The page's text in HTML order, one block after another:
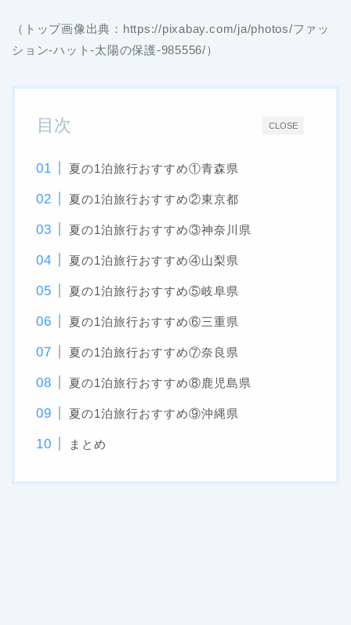
（トップ画像出典：https://pixabay.com/ja/photos/ファッ
ション-ハット-太陽の保護-985556/）
CLOSE
目次
夏の1泊旅行おすすめ①青森県
夏の1泊旅行おすすめ②東京都
夏の1泊旅行おすすめ③神奈川県
夏の1泊旅行おすすめ④山梨県
夏の1泊旅行おすすめ⑤岐阜県
夏の1泊旅行おすすめ⑥三重県
夏の1泊旅行おすすめ⑦奈良県
夏の1泊旅行おすすめ⑧鹿児島県
夏の1泊旅行おすすめ⑨沖縄県
まとめ